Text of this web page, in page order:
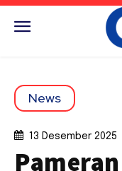
News
13 Desember 2025